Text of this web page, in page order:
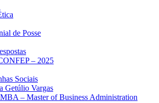
de Posse
– 2025
Sociais
Getúlio Vargas
– Master of Business Administration